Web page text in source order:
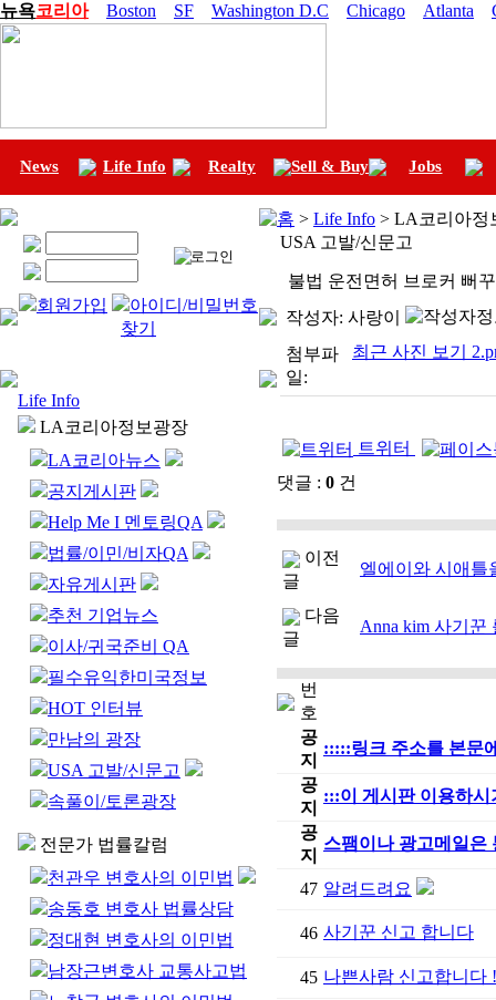
뉴욕코리아 Boston SF Washington D.C Chicago Atlanta
News Life Info Realty Sell & Buy Jobs
회원가입
아이디/비밀번호
찾기
Life Info
LA코리아정보광장
LA코리아뉴스
공지게시판
Help Me I 멘토링QA
법률/이민/비자QA
자유게시판
추천 기업뉴스
이사/귀국준비 QA
필수유익한미국정보
HOT 인터뷰
만남의 광장
USA 고발/신문고
속풀이/토론광장
전문가 법률칼럼
천관우 변호사의 이민법
송동호 변호사 법률상담
정대현 변호사의 이민법
남장근변호사 교통사고법
홈 > Life Info > LA코리아정
USA 고발/신문고
불법 운전면허 브로커 뻐
작성자: 사랑이
첨부파
일:
최근 사진 보기
트위터
댓글 : 0 건
이전
글
엘에이와 시애틀
다음
글
Anna kim 사기꾼
번
호
공
지
:::::링크 주소를 본문
공
지
:::이 게시판 이용하
공
지
스팸이나 광고메일은
47 알려드려요
46 사기꾼 신고 합니다
45 나쁜사람 신고합니다